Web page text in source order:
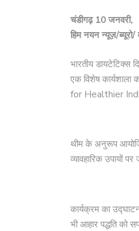
चंडीगढ़ 10 जनवरी,
हिम नयन न्यूज़/ब्यूरो/
भारतीय डायटेटिक्स
एक विशेष
for Healthier
थीम के अनुरूप
व्यावहारिक उपायों
कार्यक्रम का
भी आहार पद्धति को